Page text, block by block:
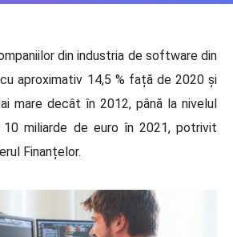
din industria de software din
aproximativ 14,5 % față de 2020 și
mare decât în 2012, până la nivelul
miliarde de euro în 2021, potrivit
Finanțelor.